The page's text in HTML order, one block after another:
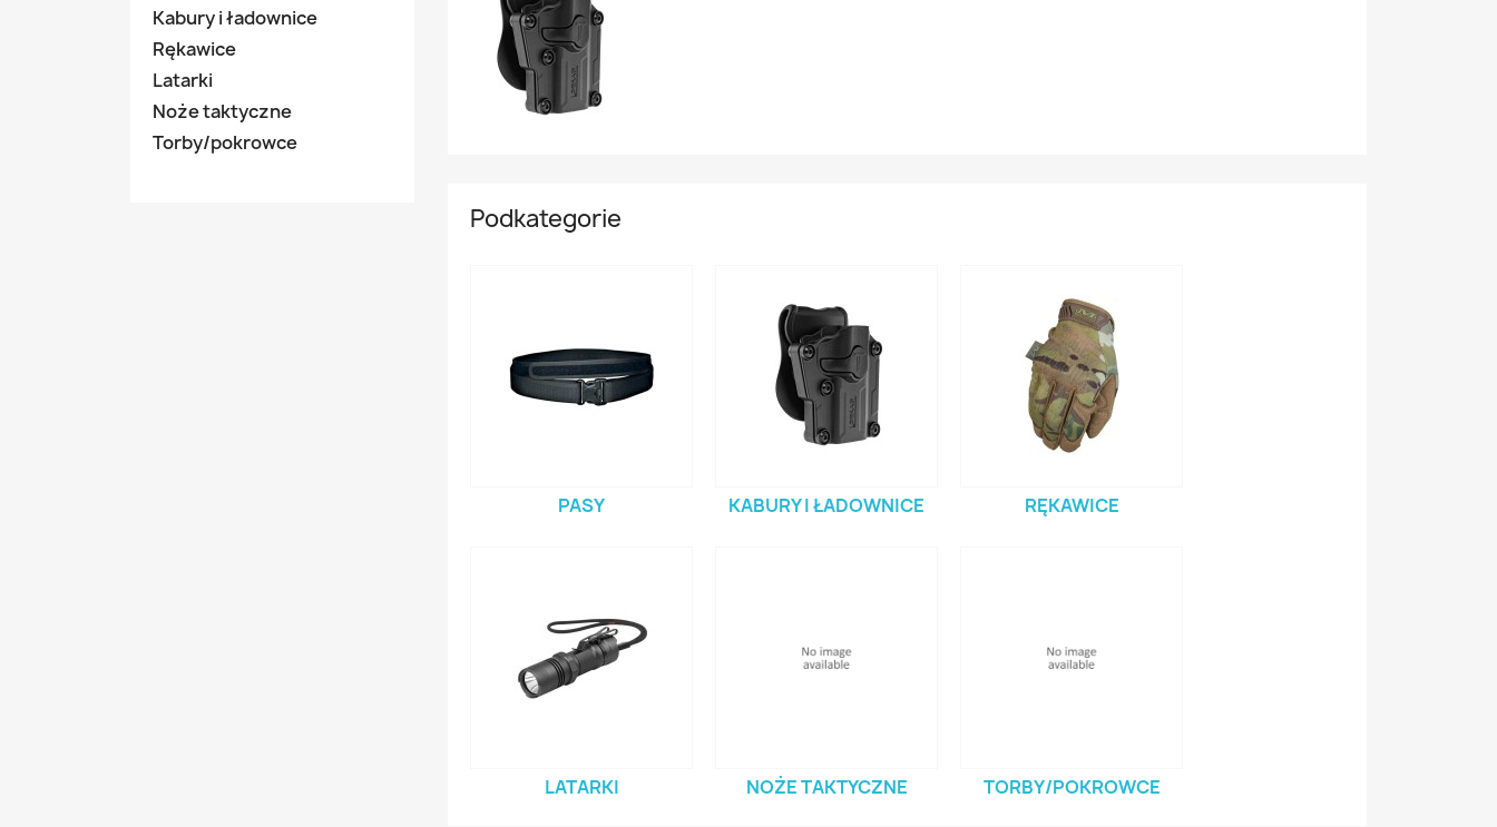
Kabury i ładownice
Rękawice
Latarki
Noże taktyczne
Torby/pokrowce
Podkategorie
PASY KABURY I ŁADOWNICE RĘKAWICE
LATARKI NOŻE TAKTYCZNE TORBY/POKROWCE